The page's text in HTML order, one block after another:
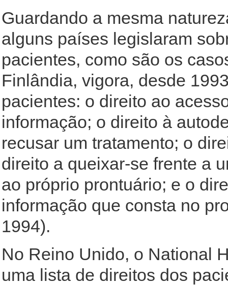
Guardando a mesma
alguns países legislaram
pacientes, como são os
Finlândia, vigora, desde
pacientes: o direito ao
informação; o direito à
recusar um tratamento; o
direito a queixar-se frente a
ao próprio prontuário; e o
informação que consta no
1994).
No Reino Unido, o National
uma lista de direitos dos